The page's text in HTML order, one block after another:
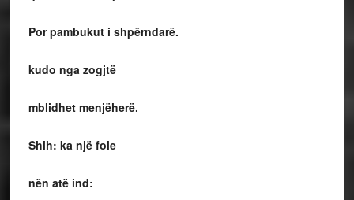
Por pambukut i shpërndarë.
kudo nga zogjtë
mblidhet menjëherë.
Shih: ka një fole
nën atë ind: